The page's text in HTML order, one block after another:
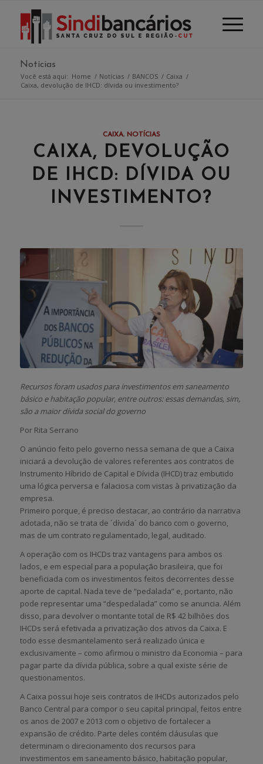
Notícias
Você está aqui: Home / Notícias / BANCOS / Caixa /
Caixa, devolução de IHCD: dívida ou investimento?
CAIXA, NOTÍCIAS
CAIXA, DEVOLUÇÃO
DE IHCD: DÍVIDA OU
INVESTIMENTO?
Recursos foram usados para investimentos em saneamento
básico e habitação popular, entre outros: essas demandas, sim,
são a maior dívida social do governo
Por Rita Serrano
O anúncio feito pelo governo nessa semana de que a Caixa
iniciará a devolução de valores referentes aos contratos de
Instrumento Híbrido de Capital e Dívida (IHCD) traz embutido
uma lógica perversa e falaciosa com vistas à privatização da
empresa.
Primeiro porque, é preciso destacar, ao contrário da narrativa
adotada, não se trata de ´dívida´ do banco com o governo,
mas de um contrato regulamentado, legal, auditado.
A operação com os IHCDs traz vantagens para ambos os
lados, e em especial para a população brasileira, que foi
beneficiada com os investimentos feitos decorrentes desse
aporte de capital. Nada teve de “pedalada” e, portanto, não
pode representar uma “despedalada” como se anuncia. Além
disso, para devolver o montante total de R$ 42 bilhões dos
IHCDs será efetivada a privatização dos ativos da Caixa. E
todo esse desmantelamento será realizado única e
exclusivamente – como afirmou o ministro da Economia – para
pagar parte da dívida pública, sobre a qual existe série de
questionamentos.
A Caixa possui hoje seis contratos de IHCDs autorizados pelo
Banco Central para compor o seu capital principal, feitos entre
os anos de 2007 e 2013 com o objetivo de fortalecer a
expansão de crédito. Parte deles contém cláusulas que
determinam o direcionamento dos recursos para
investimentos em saneamento básico, habitação popular,